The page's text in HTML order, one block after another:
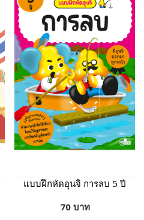
แบบฝึกหัดอุนจิ การลบ 5 ปี
70 บาท